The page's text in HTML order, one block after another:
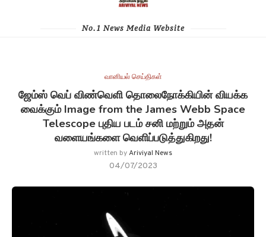
No.1 News Media Website
வானியல் செய்திகள்
ஜேம்ஸ் வெப் விண்வெளி தொலைநோக்கியின் வியக்க
வைக்கும் Image from the James Webb Space
Telescope புதிய படம் சனி மற்றும் அதன்
வளையங்களை வெளிப்படுத்துகிறது!
written byAriviyal News
04/07/2023